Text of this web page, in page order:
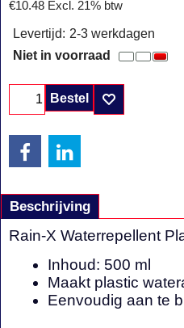
€10.48 Excl. 21% btw
Levertijd: 2-3 werkdagen
Niet in voorraad
Bestel
Beschrijving
Rain-X Waterrepellent
Inhoud: 500 ml
Maakt plastic
Eenvoudig aan te